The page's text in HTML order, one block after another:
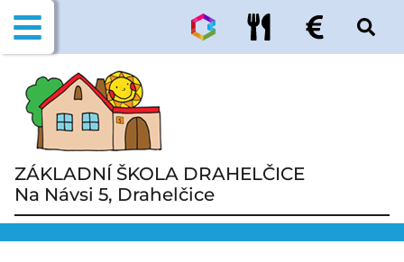
ZÁKLADNÍ ŠKOLA DRAHELČICE
Na Návsi 5, Drahelčice